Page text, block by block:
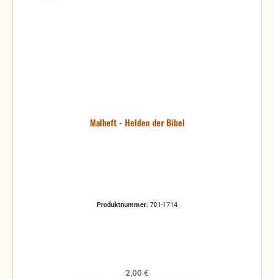
Malheft - Helden der Bibel
Produktnummer: 701-1714
Regulärer Preis:
2,00 €